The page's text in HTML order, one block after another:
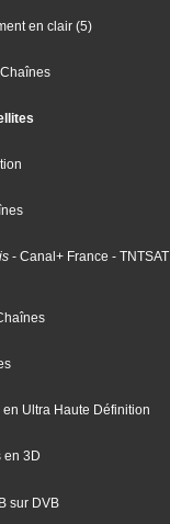
en clair (5)
- Canal+ France - TNTSAT
Ultra Haute Définition
en 3D
sur DVB